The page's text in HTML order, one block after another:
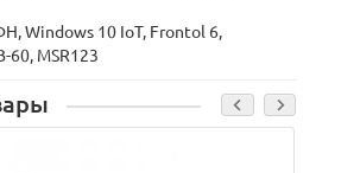
Windows 10 IoT, Frontol 6,
60, MSR123